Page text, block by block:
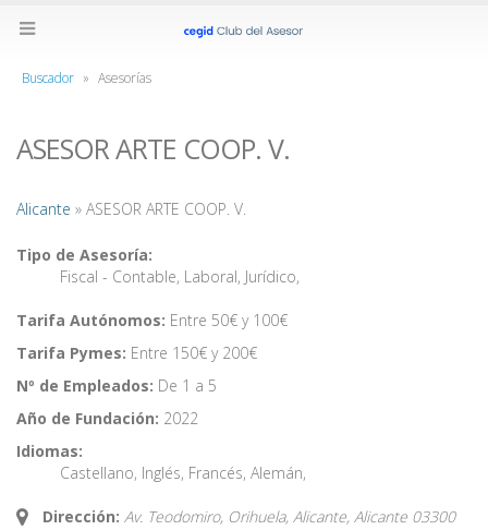
Buscador » Asesorías
ASESOR ARTE COOP. V.
Alicante » ASESOR ARTE COOP. V.
Tipo de Asesoría:
Fiscal - Contable, Laboral, Jurídico,
Tarifa Autónomos: Entre 50€ y 100€
Tarifa Pymes: Entre 150€ y 200€
Nº de Empleados: De 1 a 5
Año de Fundación: 2022
Idiomas:
Castellano, Inglés, Francés, Alemán,
Dirección: Av. Teodomiro, Orihuela, Alicante, Alicante 03300